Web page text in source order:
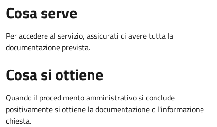
Cosa serve
Per accedere al servizio, assicurati di avere tutta la
documentazione prevista.
Cosa si ottiene
Quando il procedimento amministrativo si conclude
positivamente si ottiene la documentazione o l'informazione
chiesta.